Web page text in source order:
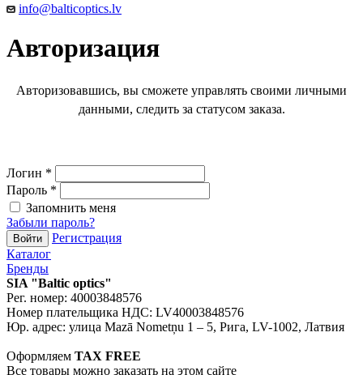
info@balticoptics.lv
Авторизация
Авторизовавшись, вы сможете управлять своими личными
данными, следить за статусом заказа.
Логин *
Пароль *
Запомнить меня
Забыли пароль?
Войти
Регистрация
Каталог
Бренды
SIA "Baltic optics"
Рег. номер: 40003848576
Номер плательщика НДС: LV40003848576
Юр. адрес: улица Mazā Nometņu 1 – 5, Рига, LV-1002, Латвия
Оформляем TAX FREE
Все товары можно заказать на этом сайте